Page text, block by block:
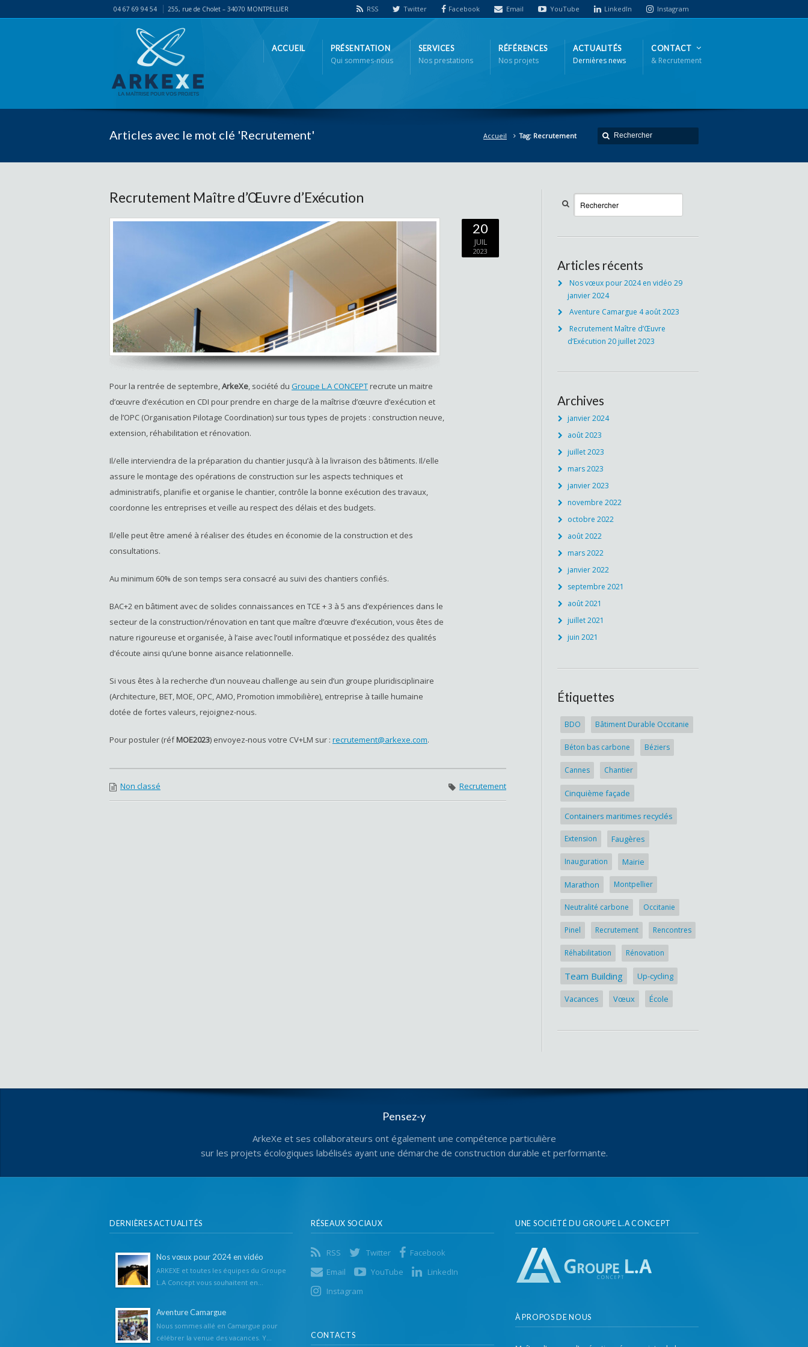
04 67 69 94 54 255, rue de Cholet – 34070 MONTPELLIER RSS Twitter Facebook Email YouTube LinkedIn Instagram
ACCUEIL PRÉSENTATION
Qui sommes-nous
SERVICES
Nos prestations
RÉFÉRENCES
Nos projets
ACTUALITÉS
Dernières news
CONTACT
& Recrutement
Articles avec le mot clé 'Recrutement' Accueil Tag: Recrutement
Recrutement Maître d’Œuvre d’Exécution
Pour la rentrée de septembre,ArkeXe, société du Groupe L.A CONCEPT recrute un maitre
d’œuvre d’exécution en CDI pour prendre en charge de la maîtrise d’œuvre d’exécution et
de l’OPC (Organisation Pilotage Coordination) sur tous types de projets : construction neuve,
extension, réhabilitation et rénovation.
Il/elle interviendra de la préparation du chantier jusqu’à à la livraison des bâtiments. Il/elle
assure le montage des opérations de construction sur les aspects techniques et
administratifs, planifie et organise le chantier, contrôle la bonne exécution des travaux,
coordonne les entreprises et veille au respect des délais et des budgets.
Il/elle peut être amené à réaliser des études en économie de la construction et des
consultations.
Au minimum 60% de son temps sera consacré au suivi des chantiers confiés.
BAC+2 en bâtiment avec de solides connaissances en TCE + 3 à 5 ans d’expériences dans le
secteur de la construction/rénovation en tant que maître d’œuvre d’exécution, vous êtes de
nature rigoureuse et organisée, à l’aise avec l’outil informatique et possédez des qualités
d’écoute ainsi qu’une bonne aisance relationnelle.
Si vous êtes à la recherche d’un nouveau challenge au sein d’un groupe pluridisciplinaire
(Architecture, BET, MOE, OPC, AMO, Promotion immobilière), entreprise à taille humaine
dotée de fortes valeurs, rejoignez-nous.
Pour postuler (réfMOE2023) envoyez-nous votre CV+LM sur : recrutement@arkexe.com.
20
JUIL
2023
Non classé Recrutement
Articles récents
Nos vœux pour 2024 en vidéo 29
janvier 2024
Aventure Camargue 4 août 2023
Recrutement Maître d’Œuvre
d’Exécution 20 juillet 2023
Archives
janvier 2024
août 2023
juillet 2023
mars 2023
janvier 2023
novembre 2022
octobre 2022
août 2022
mars 2022
janvier 2022
septembre 2021
août 2021
juillet 2021
juin 2021
Étiquettes
BDO Bâtiment Durable Occitanie
Béton bas carbone Béziers
Cannes Chantier
Cinquième façade
Containers maritimes recyclés
Extension Faugères
Inauguration Mairie
Marathon Montpellier
Neutralité carbone Occitanie
Pinel Recrutement Rencontres
Réhabilitation Rénovation
Team Building Up-cycling
Vacances Vœux École
Pensez-y
ArkeXe et ses collaborateurs ont également une compétence particulière
sur les projets écologiques labélisés ayant une démarche de construction durable et performante.
DERNIÈRES ACTUALITÉS
Nos vœux pour 2024 en vidéo
ARKEXE et toutes les équipes du Groupe
L.A Concept vous souhaitent en...
Aventure Camargue
Nous sommes allé en Camargue pour
célébrer la venue des vacances. Y...
RÉSEAUX SOCIAUX
RSS Twitter
Facebook
Email
YouTube
LinkedIn
Instagram
CONTACTS
UNE SOCIÉTÉ DU GROUPE L.A CONCEPT
À PROPOS DE NOUS